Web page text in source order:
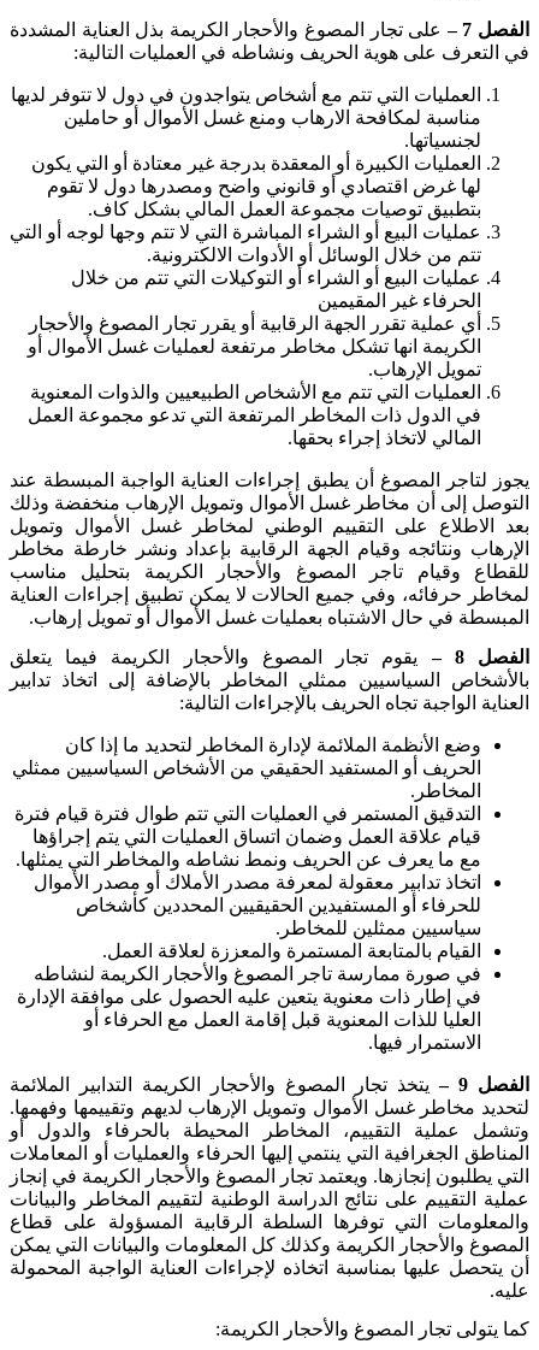
الفصل 7
–على تجار المصوغ والأحجار الكريمة بذل العناية المشددة
في التعرف على هوية الحريف ونشاطه في العمليات التالية:
العمليات التي تتم مع أشخاص يتواجدون في دول لا تتوفر لديها
مناسبة لمكافحة الارهاب ومنع غسل الأموال أو حاملين
لجنسياتها.
العمليات الكبيرة أو المعقدة بدرجة غير معتادة أو التي يكون
لها غرض اقتصادي أو قانوني واضح ومصدرها دول لا تقوم
بتطبيق توصيات مجموعة العمل المالي بشكل كاف.
عمليات البيع أو الشراء المباشرة التي لا تتم وجها لوجه أو التي
تتم من خلال الوسائل أو الأدوات الالكترونية.
عمليات البيع أو الشراء أو التوكيلات التي تتم من خلال
الحرفاء غير المقيمين
أي عملية تقرر الجهة الرقابية أو يقرر تجار المصوغ والأحجار
الكريمة انها تشكل مخاطر مرتفعة لعمليات غسل الأموال أو
تمويل الإرهاب.
العمليات التي تتم مع الأشخاص الطبيعيين والذوات المعنوية
في الدول ذات المخاطر المرتفعة التي تدعو مجموعة العمل
المالي لاتخاذ إجراء بحقها.
يجوز لتاجر المصوغ أن يطبق إجراءات العناية الواجبة المبسطة عند
التوصل إلى أن مخاطر غسل الأموال وتمويل الإرهاب منخفضة وذلك
بعد الاطلاع على التقييم الوطني لمخاطر غسل الأموال وتمويل
الإرهاب ونتائجه وقيام الجهة الرقابية بإعداد ونشر خارطة مخاطر
للقطاع وقيام تاجر المصوغ والأحجار الكريمة بتحليل مناسب
لمخاطر حرفائه، وفي جميع الحالات لا يمكن تطبيق إجراءات العناية
المبسطة في حال الاشتباه بعمليات غسل الأموال أو تمويل إرهاب.
الفصل
8
–يقوم تجار المصوغ والأحجار الكريمة فيما يتعلق
بالأشخاص السياسيين ممثلي المخاطر بالإضافة إلى اتخاذ تدابير
العناية الواجبة تجاه الحريف بالإجراءات التالية:
وضع الأنظمة الملائمة لإدارة المخاطر لتحديد ما إذا كان
الحريف أو المستفيد الحقيقي من الأشخاص السياسيين ممثلي
المخاطر.
التدقيق المستمر في العمليات التي تتم طوال فترة قيام فترة
قيام علاقة العمل وضمان اتساق العمليات التي يتم إجراؤها
مع ما يعرف عن الحريف ونمط نشاطه والمخاطر التي يمثلها.
اتخاذ تدابير معقولة لمعرفة مصدر الأملاك أو مصدر الأموال
للحرفاء أو المستفيدين الحقيقيين المحددين كأشخاص
سياسيين ممثلين للمخاطر.
القيام بالمتابعة المستمرة والمعززة لعلاقة العمل.
في صورة ممارسة تاجر المصوغ والأحجار الكريمة لنشاطه
في إطار ذات معنوية يتعين عليه الحصول على موافقة الإدارة
العليا للذات المعنوية قبل إقامة العمل مع الحرفاء أو
الاستمرار فيها.
الفصل 9
–يتخذ تجار المصوغ والأحجار الكريمة التدابير الملائمة
لتحديد مخاطر غسل الأموال وتمويل الإرهاب لديهم وتقييمها وفهمها.
وتشمل عملية التقييم، المخاطر المحيطة بالحرفاء والدول أو
المناطق الجغرافية التي ينتمي إليها الحرفاء والعمليات أو المعاملات
التي يطلبون إنجازها. ويعتمد تجار المصوغ والأحجار الكريمة في إنجاز
عملية التقييم على نتائج الدراسة الوطنية لتقييم المخاطر والبيانات
والمعلومات التي توفرها السلطة الرقابية المسؤولة على قطاع
المصوغ والأحجار الكريمة وكذلك كل المعلومات والبيانات التي يمكن
أن يتحصل عليها بمناسبة اتخاذه لإجراءات العناية الواجبة المحمولة
عليه.
كما يتولى تجار المصوغ والأحجار الكريمة: